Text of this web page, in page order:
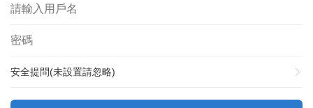
安全提問(未設置請忽略)